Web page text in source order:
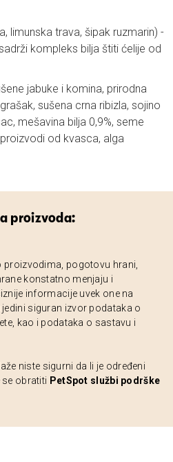
limunska trava, šipak ruzmarin) -
kompleks bilja štiti ćelije od
jabuke i komina, prirodna
sušena crna ribizla, sojino
mešavina bilja 0,9%, seme
od kvasca, alga
proizvoda:
pogotovu hrani,
konstatno menjaju i
informacije uvek one na
siguran izvor podataka o
kao i podataka o sastavu i
niste sigurni da li je određeni
obratiti PetSpot službi podrške